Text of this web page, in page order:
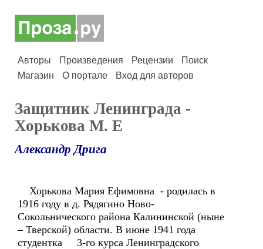
Авторы Произведения Рецензии
Поиск
Магазин
О портале Вход для авторов
Защитник Ленинграда -
Хорькова М. Е
Александр Дрига
Хорькова Мария Ефимовна - родилась в
1916 году в д. Рядягино Ново-
Сокольнического района Калининской (ныне
– Тверской) области. В июне 1941 года
студентка 3-го курса Ленинградского